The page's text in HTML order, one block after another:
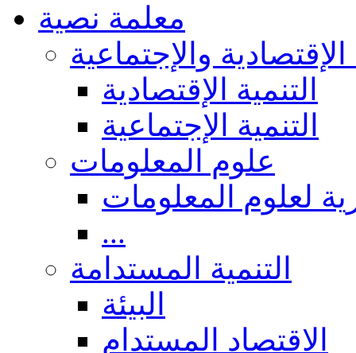
معلمة نصية
الإقتصادية والإجتماعية
التنمية الإقتصادية
التنمية الإجتماعية
علوم المعلومات
لعلوم المعلومات
...
التنمية المستدامة
البيئة
الاقتصاد المستدام